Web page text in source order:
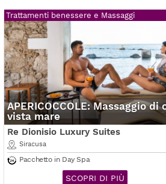
Trattamenti benessere e Massaggi
APERICOCCOLE: Massaggio
vista mare
Re Dionisio Luxury Suites
Siracusa
Pacchetto in Day Spa
SCOPRI DI PIÙ